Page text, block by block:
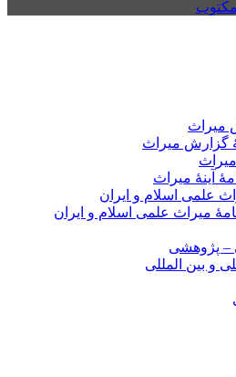
میراث
گزارش میراث
آینۀ میراث
علمی اسلام و ایران
میراث علمی اسلام و ایران
– پژوهشی
و بین المللی